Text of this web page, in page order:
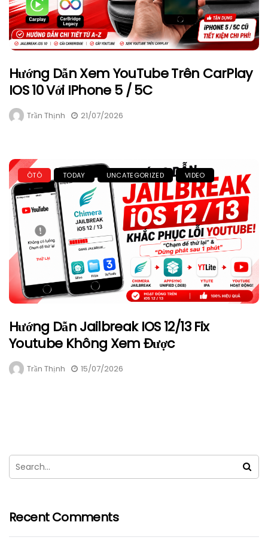
Hướng Dẫn Xem YouTube Trên CarPlay
IOS 10 Với IPhone 5 / 5C
Trần Thịnh 21/07/2026
ÔTÔ TODAY UNCATEGORIZED VIDEO
Hướng Dẫn Jailbreak IOS 12/13 Fix
Youtube Không Xem Được
Trần Thịnh 15/07/2026
Recent Comments